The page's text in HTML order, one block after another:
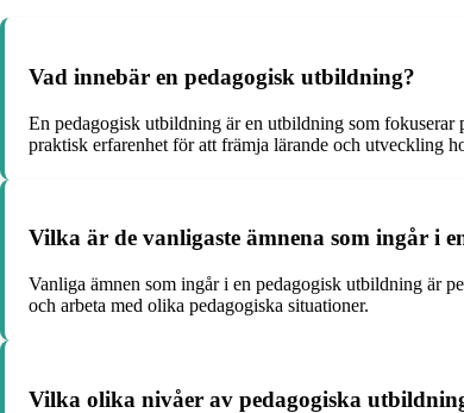
Vad innebär en pedagogisk utbildning?
En pedagogisk utbildning är en utbildning som fokuserar
praktisk erfarenhet för att främja lärande och utveckling
Vilka är de vanligaste ämnena som ingår i
Vanliga ämnen som ingår i en pedagogisk utbildning är
och arbeta med olika pedagogiska situationer.
Vilka olika nivåer av pedagogiska